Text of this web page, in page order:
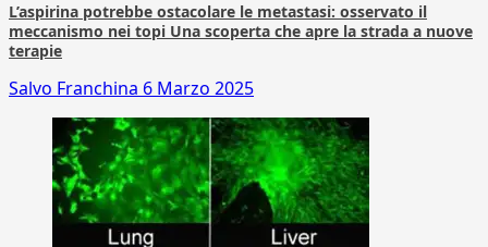
L’aspirina potrebbe ostacolare le metastasi: osservato il
meccanismo nei topi Una scoperta che apre la strada a nuove
terapie
Salvo Franchina 6 Marzo 2025